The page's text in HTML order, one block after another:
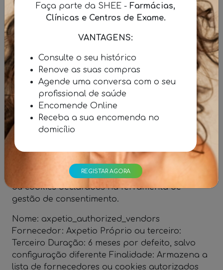
Terceiro Duração: Até 2 anos Finalidade:
Guarda o identificador da preferência de
consentimento anteriormente selecionada pelo
utilizador.
Nome: axpetio_cookies Fornecedor: Axpetio
Próprio ou terceiro: Terceiro Duração: 6 meses
por defeito, salvo configuração diferente
Finalidade: Armazena informação relativa às
escolhas de consentimento do utilizador.
Axpetio Próprio ou terceiro: Terceiro Duração: 6
meses por defeito, salvo configuração diferente
Finalidade: Armazena a lista de fornecedores
ou cookies declarados na ferramenta de
gestão de consentimento.
Nome: axpetio_authorized_vendors
Fornecedor: Axpetio Próprio ou terceiro:
Terceiro Duração: 6 meses por defeito, salvo
configuração diferente Finalidade: Armazena a
lista de fornecedores ou cookies autorizados
Faça parte da SHEE - Farmácias,
Clínicas e Centros de Exame.
VANTAGENS:
Consulte o seu histórico
Renove as suas compras
Agende uma conversa com o seu
profissional de saúde
Encomende Online
Receba a sua encomenda no
domicílio
REGISTAR AGORA